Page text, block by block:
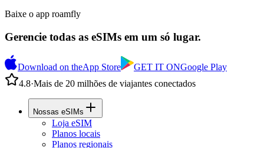
Baixe o app roamfly
Gerencie todas as eSIMs em um só lugar.
Download on theApp Store GET IT ONGoogle Play
4.8·Mais de 20 milhões de viajantes conectados
Nossas eSIMs
Loja eSIM
Planos locais
Planos regionais